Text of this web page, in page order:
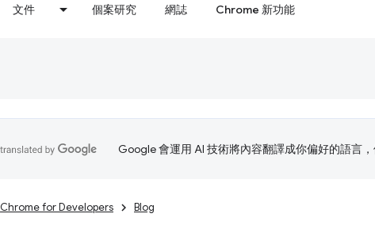
文件 個案研究 網誌 Chrome 新功能
Google 會運用 AI 技術將內容翻譯成你偏好的語言，
Chrome for Developers Blog